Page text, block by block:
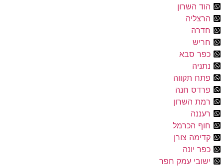
הוד השרון
הרצליה
חדרה
חריש
כפר סבא
נתניה
פתח תקווה
פרדס חנה
רמת השרון
רעננה
חוף הכרמל
קדימה צורן
כפר יונה
ישובי עמק חפר